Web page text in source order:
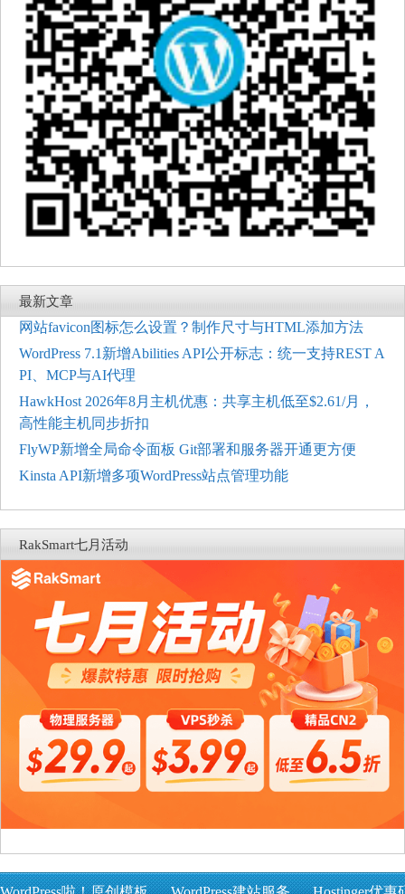
最新文章
网站favicon图标怎么设置？制作尺寸与HTML添加方法
WordPress 7.1新增Abilities API公开标志：统一支持REST A
PI、MCP与AI代理
HawkHost 2026年8月主机优惠：共享主机低至$2.61/月，
高性能主机同步折扣
FlyWP新增全局命令面板 Git部署和服务器开通更方便
Kinsta API新增多项WordPress站点管理功能
RakSmart七月活动